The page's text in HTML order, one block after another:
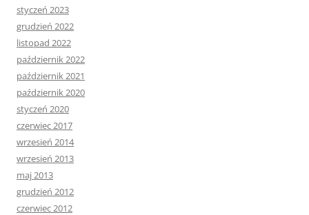
styczeń 2023
grudzień 2022
listopad 2022
październik 2022
październik 2021
październik 2020
styczeń 2020
czerwiec 2017
wrzesień 2014
wrzesień 2013
maj 2013
grudzień 2012
czerwiec 2012